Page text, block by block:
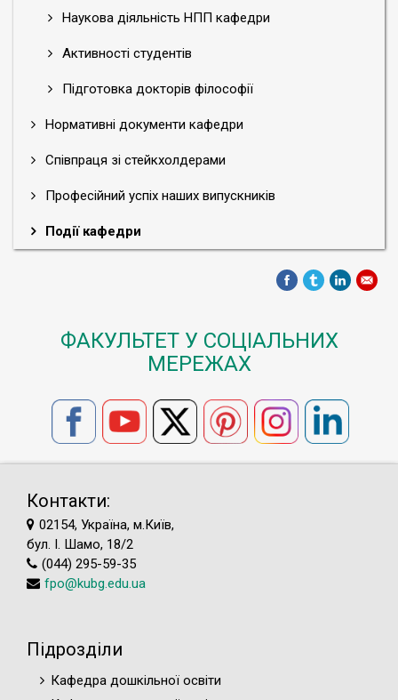
Наукова діяльність НПП кафедри
Активності студентів
Підготовка докторів філософії
Нормативні документи кафедри
Співпраця зі стейкхолдерами
Професійний успіх наших випускників
Події кафедри
ФАКУЛЬТЕТ У СОЦІАЛЬНИХ
МЕРЕЖАХ
Контакти:
02154, Україна, м.Київ,
бул. І. Шамо, 18/2
(044) 295-59-35
fpo@kubg.edu.ua
Підрозділи
Кафедра дошкільної освіти